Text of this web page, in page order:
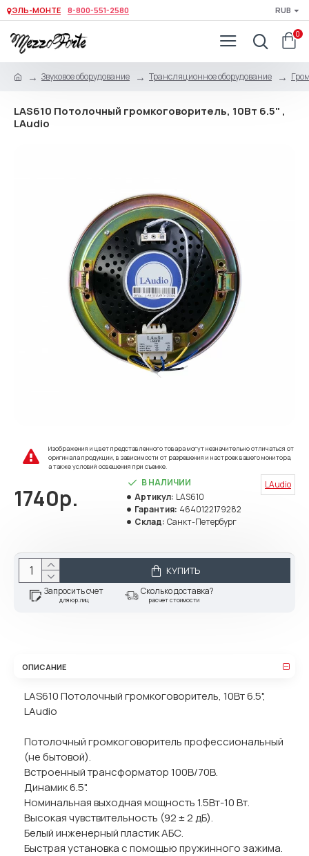
ЭЛЬ-МОНТЕ 8-800-551-2580 RUB
0
Звуковое оборудование Трансляционное оборудование
LAS610 Потолочный громкоговоритель, 10Вт 6.5" ,
LAudio
Изображения и цвет представленного товара могут незначительно отличаться от
оригинала продукции, в зависимости от разрешения и настроек вашего монитора,
а также условий освещения при съемке.
1740р.
В НАЛИЧИИ
Артикул: LAS610
Гарантия: 4640122179282
Склад: Санкт-Петербург
LAudio
КУПИТЬ
Запросить счет
для юр.лиц
Сколько доставка?
расчет стоимости
ОПИСАНИЕ
LAS610 Потолочный громкоговоритель, 10Вт 6.5",
LAudio
Потолочный громкоговоритель профессиональный
(не бытовой).
Встроенный трансформатор 100В/70В.
Динамик 6.5".
Номинальная выходная мощность 1.5Вт-10 Вт.
Высокая чувствительность (92 ± 2 дБ).
Белый инженерный пластик АБС.
Быстрая установка с помощью пружинного зажима.